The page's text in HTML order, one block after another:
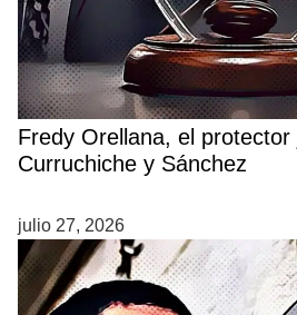
Fredy Orellana, el protector
Curruchiche y Sánchez
julio 27, 2026